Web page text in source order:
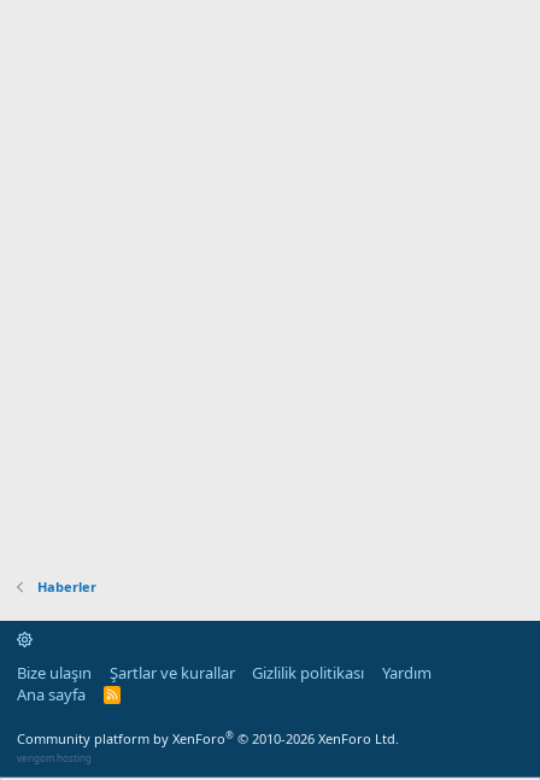
Haberler
Bize ulaşın Şartlar ve kurallar Gizlilik politikası
Yardım
Ana sayfa
R
Community platform by XenForo® © 2010-2026 XenForo Ltd.
verigom hosting